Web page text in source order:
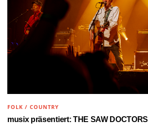
FOLK / COUNTRY
musix präsentiert: THE SAW DOCTORS